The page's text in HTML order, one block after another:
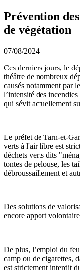
Prévention
de végétation
07/08/2024
Ces derniers jours, le
théâtre de nombreux
causés notamment par
l’intensité des
qui sévit actuellement
Le préfet de Tarn-et-
verts à l'air libre est
déchets verts dits
tontes de pelouse, les
débroussaillement et
Des solutions de
encore apport
De plus, l’emploi du
camp ou de cigarettes,
est strictement interdit